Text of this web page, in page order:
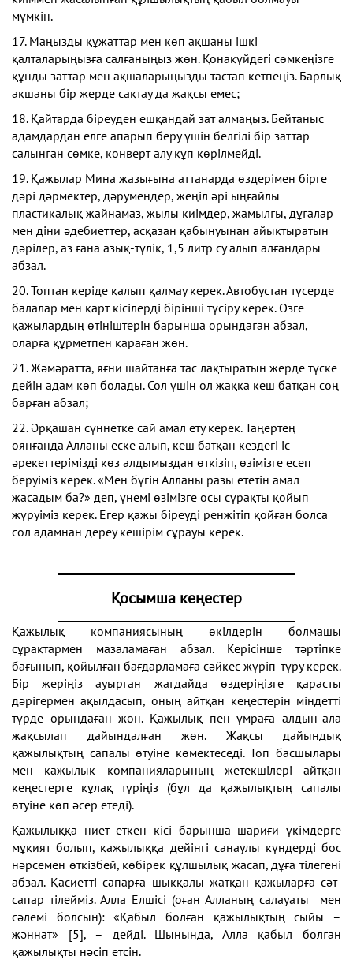
мүмкін.
17. Маңызды құжаттар мен көп ақшаны ішкі
қалталарыңызға салғаныңыз жөн. Қонақүйдегі сөмкеңізге
құнды заттар мен ақшаларыңызды тастап кетпеңіз. Барлық
ақшаны бір жерде сақтау да жақсы емес;
18. Қайтарда біреуден ешқандай зат алмаңыз. Бейтаныс
адамдардан елге апарып беру үшін белгілі бір заттар
салынған сөмке, конверт алу құп көрілмейді.
19. Қажылар Мина жазығына аттанарда өздерімен бірге
дәрі дәрмектер, дәрумендер, жеңіл әрі ыңғайлы
пластикалық жайнамаз, жылы киімдер, жамылғы, дұғалар
мен діни әдебиеттер, асқазан қабынуынан айықтыратын
дәрілер, аз ғана азық-түлік, 1,5 литр су алып алғандары
абзал.
20. Топтан керіде қалып қалмау керек. Автобустан түсерде
балалар мен қарт кісілерді бірінші түсіру керек. Өзге
қажылардың өтініштерін барынша орындаған абзал,
оларға құрметпен қараған жөн.
21. Жәмәратта, яғни шайтанға тас лақтыратын жерде түске
дейін адам көп болады. Сол үшін ол жаққа кеш батқан соң
барған абзал;
22. Әрқашан сүннетке сай амал ету керек. Таңертең
оянғанда Алланы еске алып, кеш батқан кездегі іс-
әрекеттерімізді көз алдымыздан өткізіп, өзімізге есеп
беруіміз керек. «Мен бүгін Алланы разы ететін амал
жасадым ба?» деп, үнемі өзімізге осы сұрақты қойып
жүруіміз керек. Егер қажы біреуді ренжітіп қойған болса
сол адамнан дереу кешірім сұрауы керек.
Қосымша кеңестер
Қажылық компаниясының өкілдерін болмашы
сұрақтармен мазаламаған абзал. Керісінше тәртіпке
бағынып, қойылған бағдарламаға сәйкес жүріп-тұру керек.
Бір жеріңіз ауырған жағдайда өздеріңізге қарасты
дәрігермен ақылдасып, оның айтқан кеңестерін міндетті
түрде орындаған жөн. Қажылық пен ұмраға алдын-ала
жақсылап дайындалған жөн. Жақсы дайындық
қажылықтың сапалы өтуіне көмектеседі. Топ басшылары
мен қажылық компанияларының жетекшілері айтқан
кеңестерге құлақ түріңіз (бұл да қажылықтың сапалы
өтуіне көп әсер етеді).
Қажылыққа ниет еткен кісі барынша шариғи үкімдерге
мұқият болып, қажылыққа дейінгі санаулы күндерді бос
нәрсемен өткізбей, көбірек құлшылық жасап, дұға тілегені
абзал. Қасиетті сапарға шыққалы жатқан қажыларға сәт-
сапар тілейміз. Алла Елшісі (оған Алланың салауаты мен
сәлемі болсын): «Қабыл болған қажылықтың сыйы –
жәннат» [5], – дейді. Шынында, Алла қабыл болған
қажылықты нәсіп етсін.